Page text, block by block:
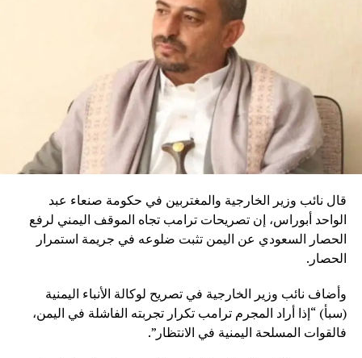
قال نائب وزير الخارجية والمغتربين في حكومة صنعاء عبد
الواحد أبوراس، إن تصريحات ترامب تجاه الموقف اليمني لرفع
الحصار السعودي عن اليمن تثبت ضلوعه في جريمة استمرار
الحصار.
وأضاف نائب وزير الخارجية في تصريح لوكالة الأنباء اليمنية
(سبأ) “إذا أراد المجرم ترامب تكرار تجربته الفاشلة في اليمن،
فالقوات المسلحة اليمنية في الانتظار”.